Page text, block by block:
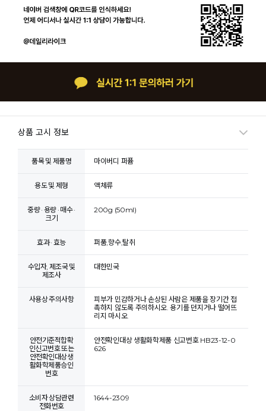
상품 고시 정보
품목 및 제품명 마이버디 퍼퓸
용도 및 제형 액체류
중량 · 용량 · 매수 ·
크기
200g (50ml)
효과 · 효능 퍼품,향수,탈취
수입자, 제조국 및
제조사
대한민국
사용상 주의사항
피부가 민감하거나 손상된 사람은 제품을 장기간 접
촉하지 않도록 주의하시오. 용기를 던지거나 떨어뜨
리지 마시오.
안전기준적합확
인신고번호 또는
안전확인대상생
활화학제품승인
번호
안전확인대상 생활화학제품 신고번호 HB23-12-0
626
소비자 상담관련
전화번호
1644-2309